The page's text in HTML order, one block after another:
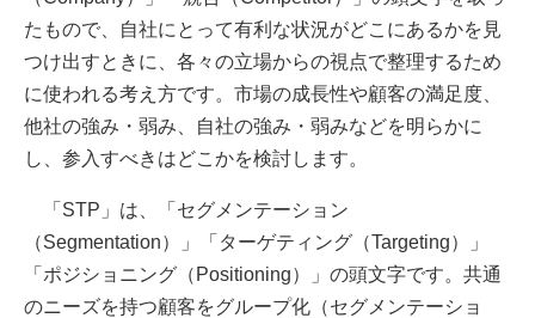
たもので、自社にとって有利な状況がどこにあるかを見
つけ出すときに、各々の立場からの視点で整理するため
に使われる考え方です。市場の成長性や顧客の満足度、
他社の強み・弱み、自社の強み・弱みなどを明らかに
し、参入すべきはどこかを検討します。
「STP」は、「セグメンテーション
（Segmentation）」「ターゲティング（Targeting）」
「ポジショニング（Positioning）」の頭文字です。共通
のニーズを持つ顧客をグループ化（セグメンテーショ